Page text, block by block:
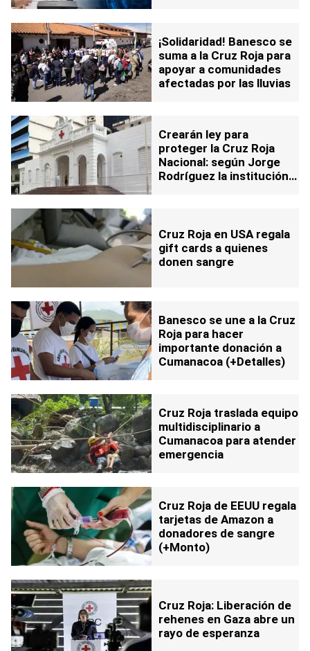
¡Solidaridad! Banesco se
suma a la Cruz Roja para
apoyar a comunidades
afectadas por las lluvias
Crearán ley para
proteger la Cruz Roja
Nacional: según Jorge
Rodríguez la institución
Cruz Roja en USA regala
gift cards a quienes
donen sangre
Banesco se une a la Cruz
Roja para hacer
importante donación a
Cumanacoa (+Detalles)
Cruz Roja traslada equipo
multidisciplinario a
Cumanacoa para atender
emergencia
Cruz Roja de EEUU regala
tarjetas de Amazon a
donadores de sangre
(+Monto)
Cruz Roja: Liberación de
rehenes en Gaza abre un
rayo de esperanza